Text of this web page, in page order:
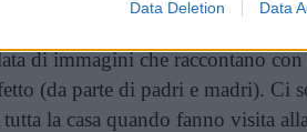
Data Deletion Data
di immagini che raccontano con
(da parte di padri e madri). Ci
la casa quando fanno visita